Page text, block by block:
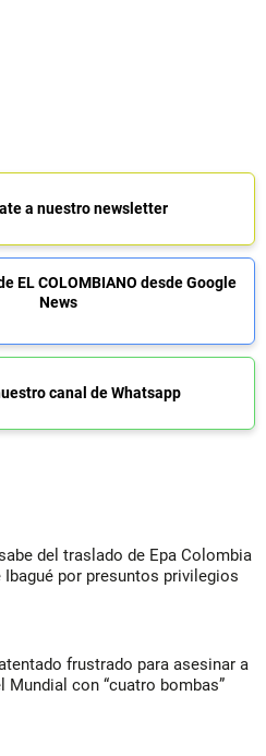
a nuestro newsletter
EL COLOMBIANO desde Google
News
canal de Whatsapp
del traslado de Epa Colombia
Ibagué por presuntos privilegios
frustrado para asesinar a
Mundial con “cuatro bombas”